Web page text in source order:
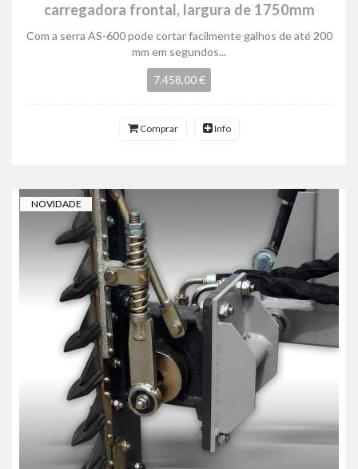
carregadora frontal, largura de 1750mm
Com a serra AS-600 pode cortar facilmente galhos de até 200
mm em segundos...
7.458,00 €
Comprar Info
NOVIDADE